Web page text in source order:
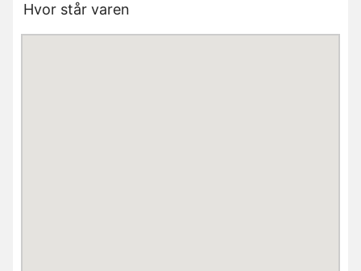
Hvor står varen